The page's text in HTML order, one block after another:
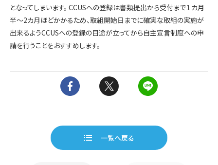
となってしまいます。 CCUSへの登録は書類提出から受付まで１カ月
半～2カ月ほどかかるため、取組開始日までに確実な取組の実施が
出来るようCCUSへの登録の目途が立ってから自主宣言制度への申
請を行うことをおすすめします。
一覧へ戻る